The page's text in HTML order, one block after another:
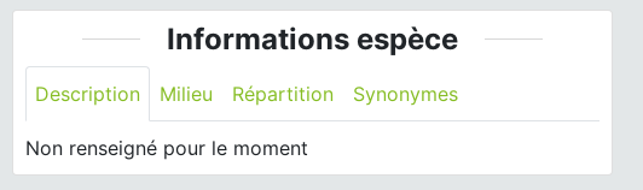
Informations espèce
Description Milieu Répartition Synonymes
Non renseigné pour le moment